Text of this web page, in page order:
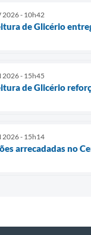
2026 - 10h42
de Glicério
2026 - 15h45
de Glicério
2026 - 15h14
arrecadadas no